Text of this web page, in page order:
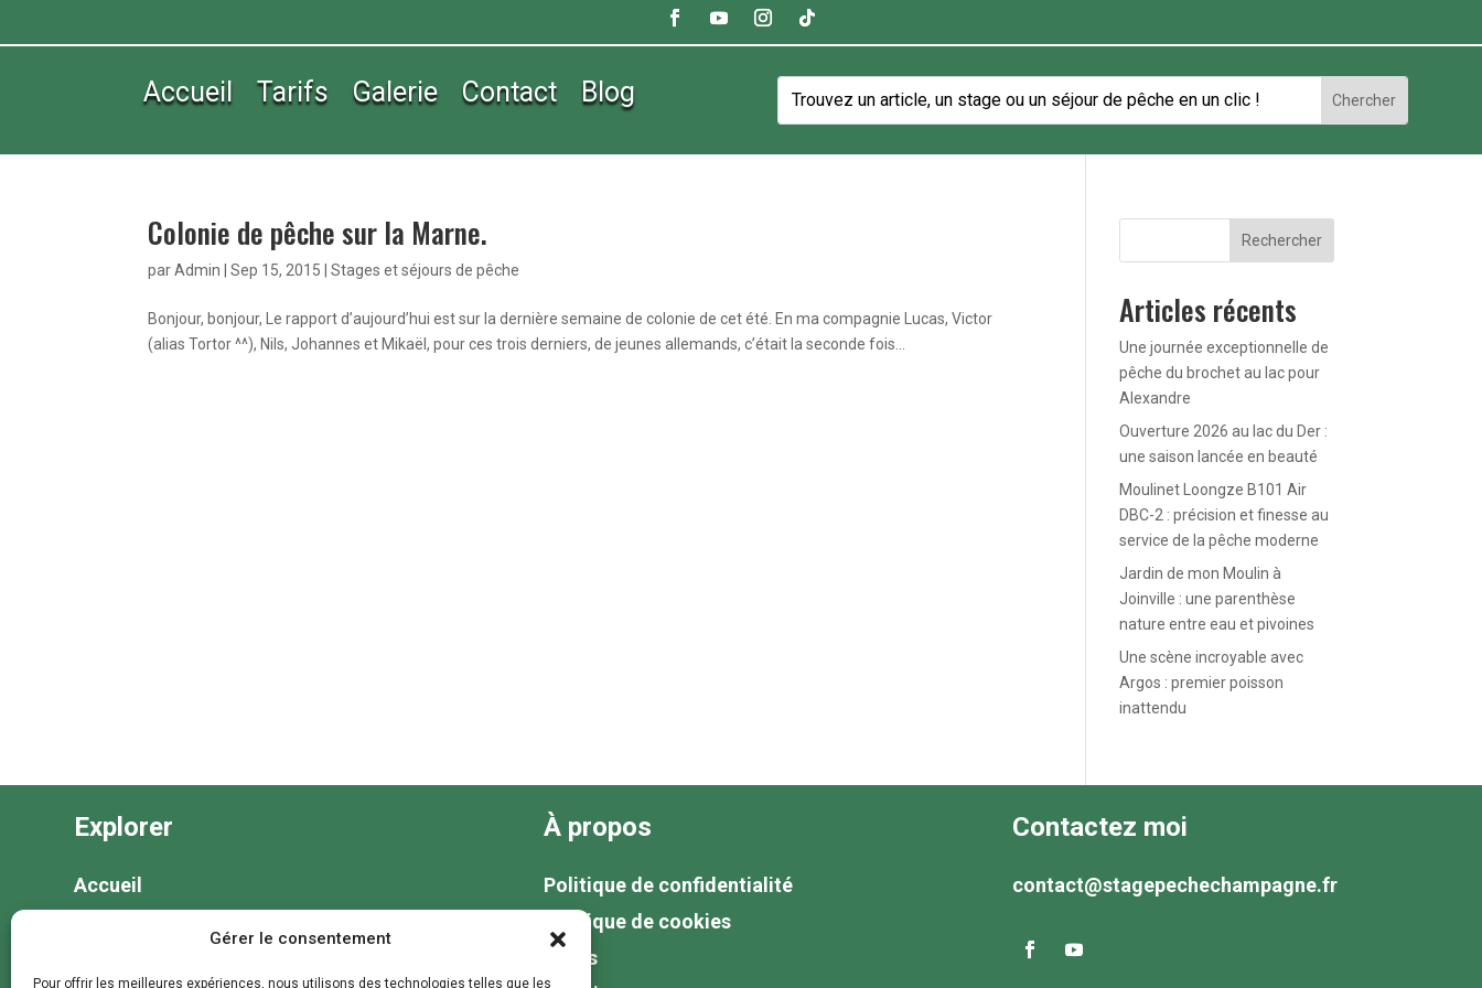
Gérer le consentement
Pour offrir les meilleures expériences, nous utilisons des technologies telles que les
Accueil Tarifs Galerie Contact Blog
Colonie de pêche sur la Marne.
parAdmin |Sep 15, 2015 |Stages et séjours de pêche
Bonjour, bonjour, Le rapport d’aujourd’hui est sur la dernière semaine de colonie de cet été. En ma compagnie Lucas, Victor
(alias Tortor ^^), Nils, Johannes et Mikaël, pour ces trois derniers, de jeunes allemands, c’était la seconde fois...
Rechercher
Articles récents
Une journée exceptionnelle de
pêche du brochet au lac pour
Alexandre
Ouverture 2026 au lac du Der :
une saison lancée en beauté
Moulinet Loongze B101 Air
DBC-2 : précision et finesse au
service de la pêche moderne
Jardin de mon Moulin à
Joinville : une parenthèse
nature entre eau et pivoines
Une scène incroyable avec
Argos : premier poisson
inattendu
Explorer
Accueil
À propos
Politique de confidentialité
Politique de cookies
Tarifs
Contactez moi
contact@stagepechechampagne.fr